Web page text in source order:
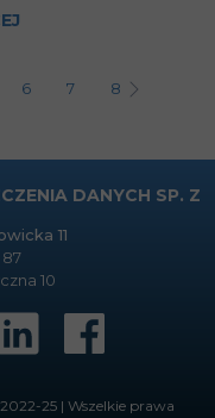
6 7 8
2022-25 | Wszelkie prawa
DANYCH SP. Z
11
87
10